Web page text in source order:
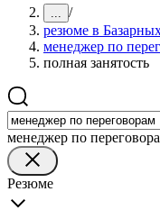
... /
резюме в
менеджер по
полная занятость
менеджер по
Резюме